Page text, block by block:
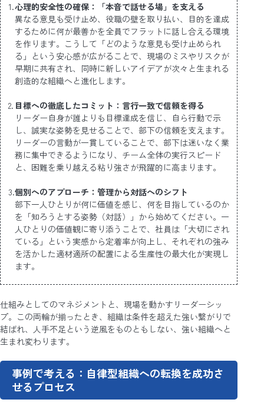
心理的安全性の確保：「本音で話せる場」を支える
異なる意見も受け止め、役職の壁を取り払い、目的を達成
するために何が最善かを全員でフラットに話し合える環境
を作ります。こうして「どのような意見も受け止められ
る」という安心感が広がることで、現場のミスやリスクが
早期に共有され、同時に新しいアイデアが次々と生まれる
創造的な組織へと進化します。
目標への徹底したコミット：言行一致で信頼を得る
リーダー自身が誰よりも目標達成を信じ、自ら行動で示
し、誠実な姿勢を見せることで、部下の信頼を支えます。
リーダーの言動が一貫していることで、部下は迷いなく業
務に集中できるようになり、チーム全体の実行スピード
と、困難を乗り越える粘り強さが飛躍的に高まります。
個別へのアプローチ：管理から対話へのシフト
部下一人ひとりが何に価値を感じ、何を目指しているのか
を「知ろうとする姿勢（対話）」から始めてください。一
人ひとりの価値観に寄り添うことで、社員は「大切にされ
ている」という実感から定着率が向上し、それぞれの強み
を活かした適材適所の配置による生産性の最大化が実現し
ます。
仕組みとしてのマネジメントと、現場を動かすリーダーシッ
プ。この両輪が揃ったとき、組織は条件を超えた強い繋がりで
結ばれ、人手不足という逆風をものともしない、強い組織へと
生まれ変わります。
事例で考える：自律型組織への転換を成功さ
せるプロセス